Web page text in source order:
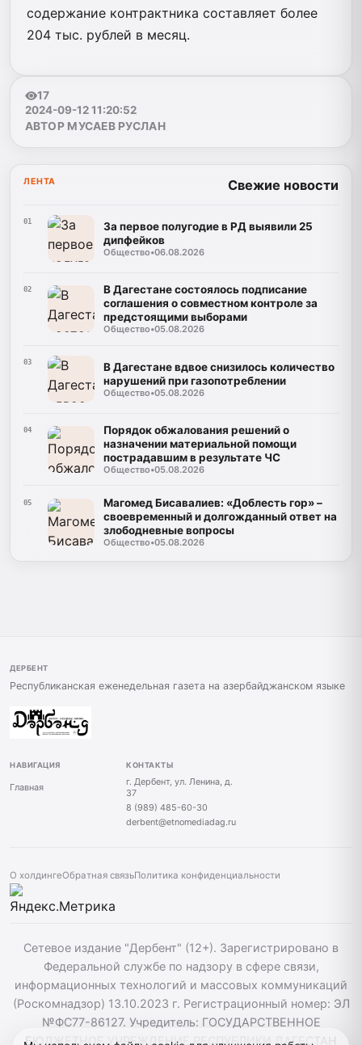
содержание контрактника составляет более
204 тыс. рублей в месяц.
17
2024-09-12 11:20:52
АВТОР МУСАЕВ РУСЛАН
ЛЕНТА Свежие новости
01
За первое полугодие в РД выявили 25
дипфейков
Общество•06.08.2026
02
В Дагестане состоялось подписание
соглашения о совместном контроле за
предстоящими выборами
Общество•05.08.2026
03
В Дагестане вдвое снизилось количество
нарушений при газопотреблении
Общество•05.08.2026
04
Порядок обжалования решений о
назначении материальной помощи
пострадавшим в результате ЧС
Общество•05.08.2026
05
Магомед Бисавалиев: «Доблесть гор» –
своевременный и долгожданный ответ на
злободневные вопросы
Общество•05.08.2026
ДЕРБЕНТ
Республиканская еженедельная газета на азербайджанском языке
НАВИГАЦИЯ
Главная
КОНТАКТЫ
г. Дербент, ул. Ленина, д.
37
8 (989) 485-60-30
derbent@etnomediadag.ru
О холдингеОбратная связьПолитика конфиденциальности
Сетевое издание "Дербент" (12+). Зарегистрировано в
Федеральной службе по надзору в сфере связи,
информационных технологий и массовых коммуникаций
(Роскомнадзор) 13.10.2023 г. Регистрационный номер: ЭЛ
№ФС77-86127. Учредитель: ГОСУДАРСТВЕННОЕ
БЮДЖЕТНОЕ УЧРЕЖДЕНИЕ РЕСПУБЛИКИ ДАГЕСТАН